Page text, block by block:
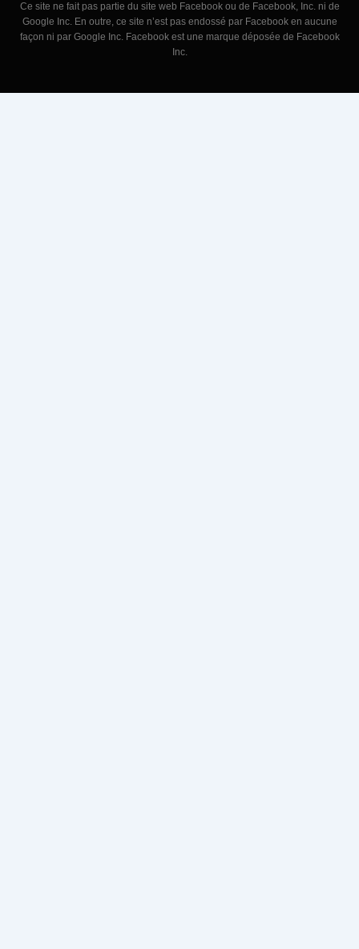
Ce site ne fait pas partie du site web Facebook ou de Facebook, Inc. ni de
Google Inc. En outre, ce site n’est pas endossé par Facebook en aucune
façon ni par Google Inc. Facebook est une marque déposée de Facebook
Inc.